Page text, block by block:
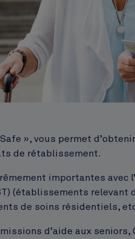
Safe », vous permet
de rétablissement.
importantes avec
(établissements
de soins résidentiels,
d’aide aux